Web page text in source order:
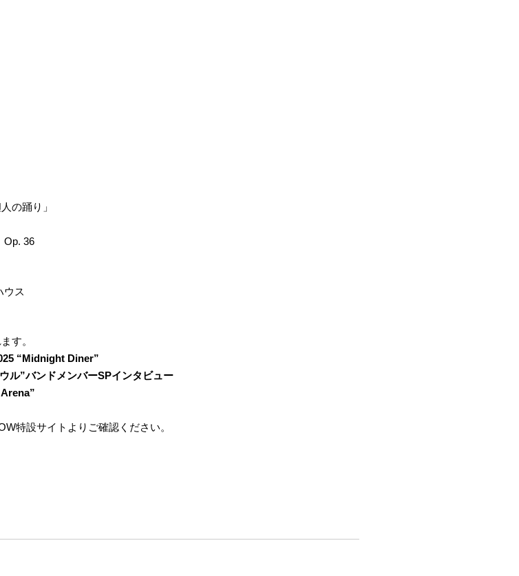
の踊り」
Op. 36
ウス
す。
“Midnight Diner”
ル”バンドメンバーSPインタビュー
特設サイトよりご確認ください。